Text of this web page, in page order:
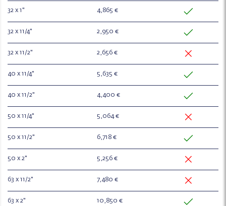
32 x 1" 4,865 €
32 x 11/4" 2,950 €
32 x 11/2" 2,656 €
40 x 11/4" 5,635 €
40 x 11/2" 4,400 €
50 x 11/4" 5,064 €
50 x 11/2" 6,718 €
50 x 2" 5,256 €
63 x 11/2" 7,480 €
63 x 2" 10,850 €